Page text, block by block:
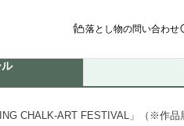
落とし物の問い合わせ
CHALK-ART FESTIVAL」（※作品